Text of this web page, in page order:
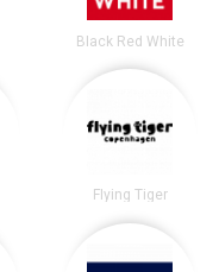
Black Red White
Flying Tiger